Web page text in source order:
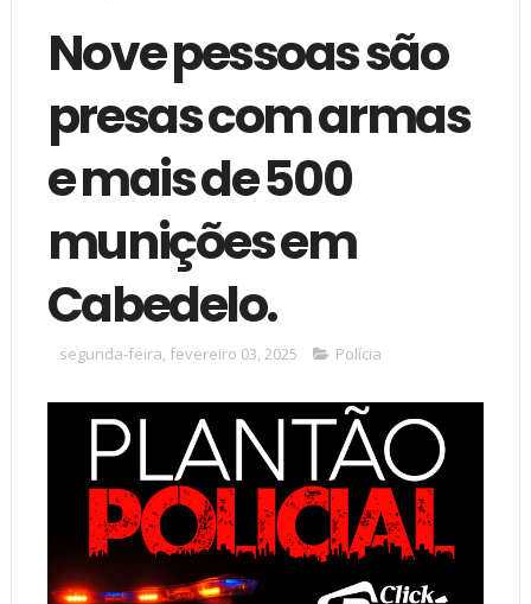
Nove pessoas são
presas com armas
e mais de 500
munições em
Cabedelo.
segunda-feira, fevereiro 03, 2025 Polícia